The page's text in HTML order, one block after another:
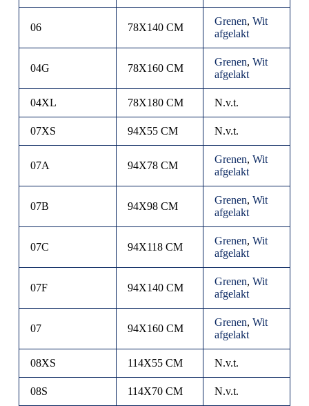
06 78X140 CM
Grenen, Wit
afgelakt
04G 78X160 CM
Grenen, Wit
afgelakt
04XL 78X180 CM N.v.t.
07XS 94X55 CM N.v.t.
07A 94X78 CM
Grenen, Wit
afgelakt
07B 94X98 CM
Grenen, Wit
afgelakt
07C 94X118 CM
Grenen, Wit
afgelakt
07F 94X140 CM
Grenen, Wit
afgelakt
07 94X160 CM
Grenen, Wit
afgelakt
08XS 114X55 CM N.v.t.
08S 114X70 CM N.v.t.